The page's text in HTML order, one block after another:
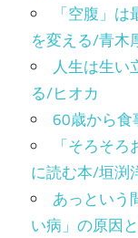
「空腹」
を変える/青木
人生は生い
る/ヒオカ
60歳から
「そろそ
に読む本/垣渕
あっという
い病」の原因